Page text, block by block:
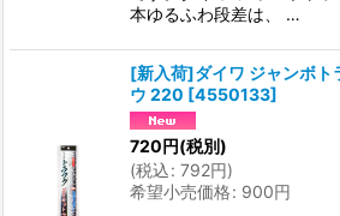
本ゆるふわ段差は、 …
[新入荷]ダイワ ジャンボト
ウ 220 [4550133]
720 円(税別)
(税込: 792円)
希望小売価格: 900円